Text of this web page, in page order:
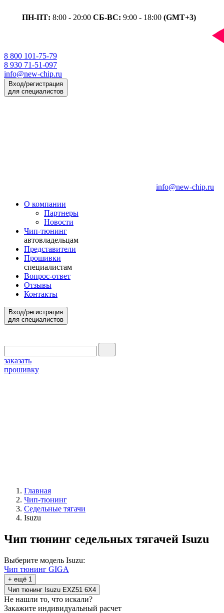
ПН-ПТ: 8:00 - 20:00 СБ-ВС: 9:00 - 18:00 (GMT+3)
8 800 101-75-79
8 930 71-51-097
info@new-chip.ru
Вход/регистрация
для специалистов
info@new-chip.ru
О компании
Партнеры
Новости
Чип-тюнинг
автовладельцам
Представители
Прошивки
специалистам
Вопрос-ответ
Отзывы
Контакты
Вход/регистрация
для специалистов
заказать
прошивку
Главная
Чип-тюнинг
Седельные тягачи
Isuzu
Чип тюнинг седельных тягачей Isuzu
Выберите модель Isuzu:
Чип тюнинг GIGA
+ ещё 1
Чип тюнинг Isuzu EXZ51 6X4
Не нашли то, что искали?
Закажите индивидуальный расчет